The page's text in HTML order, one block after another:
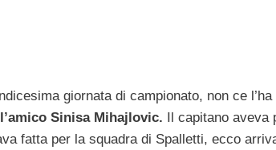
giornata di campionato, non ce
Sinisa Mihajlovic. Il capitano aveva
fatta per la squadra di Spalletti, ecco